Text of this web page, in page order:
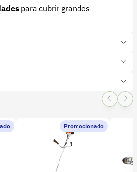
para cubrir grandes
de identificación
son adecuadas estas chapetas?
diseñadas para la
y pavos
, tanto en sistemas
en criaderos y granjas
Promocionado